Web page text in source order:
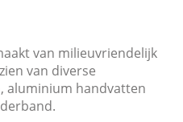
van milieuvriendelijk
van diverse
aluminium handvatten